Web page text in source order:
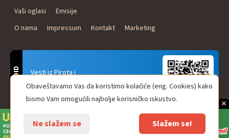
×
Vaši oglasi
Emisije
O nama
Impressum Kontakt Marketing
Vesti iz Pirota i
Naxi Plus Radio
Uvek u Vašem džepu!
ANDROID
© Pirot plus online - internet portal. Sva prava zadržana.
Obaveštavamo Vas da koristimo kolačiće (eng. Cookies) kako
bismo Vam omogućili najbolje korisničko iskustvo.
Ne slažem se Slažem se!